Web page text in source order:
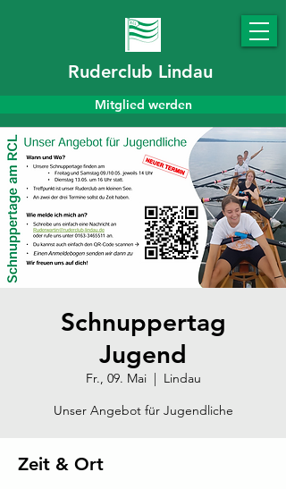
Ruderclub Lindau
Mitglied werden
Schnuppertag
Jugend
Fr., 09. Mai
  |
Lindau
Unser Angebot für Jugendliche
Zeit & Ort